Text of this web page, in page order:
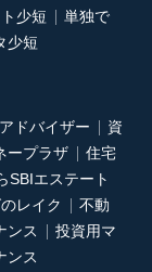
少短
単独で
少短
ドバイザー
資
ープラザ
住宅
SBIエステート
レイク
不動
ンス
投資用マ
ンス